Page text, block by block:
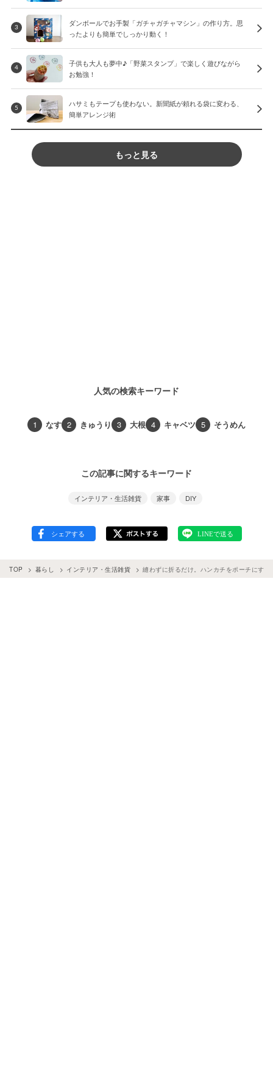
3
ダンボールでお手製「ガチャガチャマシン」の作り方。思
ったよりも簡単でしっかり動く！
4
子供も大人も夢中♪「野菜スタンプ」で楽しく遊びながら
お勉強！
5
ハサミもテープも使わない。新聞紙が頼れる袋に変わる、
簡単アレンジ術
もっと見る
人気の検索キーワード
1 なす 2 きゅうり 3 大根 4 キャベツ 5 そうめん
この記事に関するキーワード
インテリア・生活雑貨 家事 DIY
TOP 暮らし インテリア・生活雑貨 縫わずに折るだけ。ハンカチをポーチにす